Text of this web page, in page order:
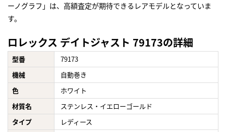
ーノグラフ」は、高額査定が期待できるレアモデルとなっていま
す。
ロレックス デイトジャスト 79173の詳細
型番
79173
機械
自動巻き
色
ホワイト
材質名
ステンレス・イエローゴールド
タイプ
レディース